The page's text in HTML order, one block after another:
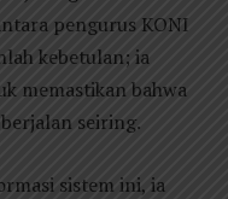
pengurus KONI
kebetulan; ia
memastikan bahwa
seiring.
sistem ini, ia